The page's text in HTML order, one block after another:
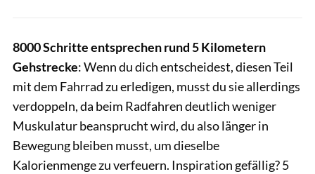
8000 Schritte entsprechen rund 5 Kilometern
Gehstrecke: Wenn du dich entscheidest, diesen Teil
mit dem Fahrrad zu erledigen, musst du sie allerdings
verdoppeln, da beim Radfahren deutlich weniger
Muskulatur beansprucht wird, du also länger in
Bewegung bleiben musst, um dieselbe
Kalorienmenge zu verfeuern. Inspiration gefällig? 5